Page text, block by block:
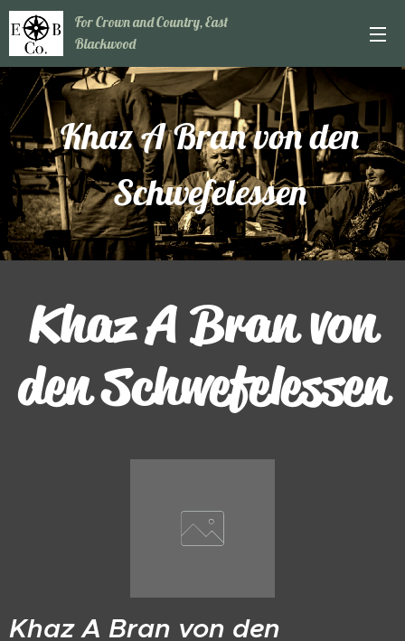
For Crown and Country, East
Blackwood
Khaz A Bran von den
Schwefelessen
Khaz A Bran von
den Schwefelessen
Khaz A Bran von den